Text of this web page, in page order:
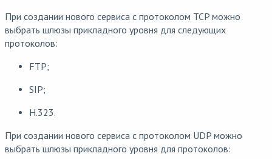
При создании нового сервиса с протоколом TCP можно
выбрать шлюзы прикладного уровня для следующих
протоколов:
FTP;
SIP;
H.323.
При создании нового сервиса с протоколом UDP можно
выбрать шлюзы прикладного уровня для протоколов: